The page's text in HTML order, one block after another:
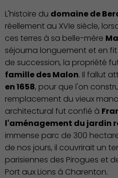
Emploi
L'histoire du domaine de
réellement au XVIe siècle,
ces terres à sa belle-mère
séjourna longuement et en
de succession, la propriété
famille des Malon. Il fallut
en 1658, pour que l'on
remplacement du vieux
architectural fut confié à
l'aménagement du jardin
immense parc de 300
de nos jours, il couvrirait un
parisiennes des Pirogues et
Port aux Lions à Charenton.